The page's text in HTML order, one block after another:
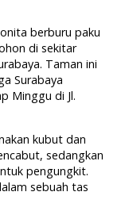
berburu paku
di sekitar
Taman ini
Surabaya
Minggu di Jl.
kubut dan
sedangkan
pengungkit.
sebuah tas